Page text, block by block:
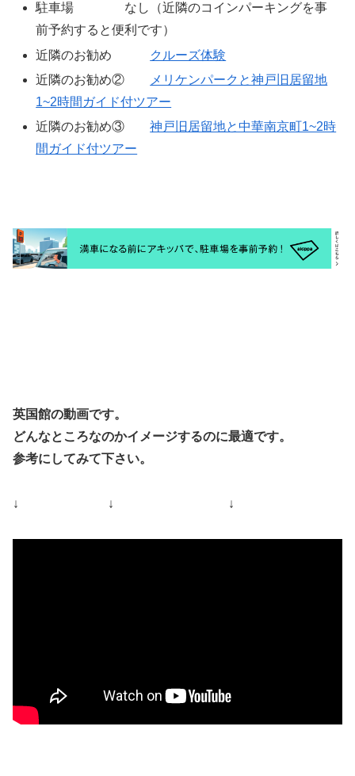
駐車場 なし（近隣のコインパーキングを事
前予約すると便利です）
近隣のお勧め
クルーズ体験
近隣のお勧め②
メリケンパークと神戸旧居留地
1~2時間ガイド付ツアー
近隣のお勧め③神戸旧居留地と中華南京町1~2時
間ガイド付ツアー
英国館の動画です。
どんなところなのかイメージするのに最適です。
参考にしてみて下さい。
↓ ↓ ↓